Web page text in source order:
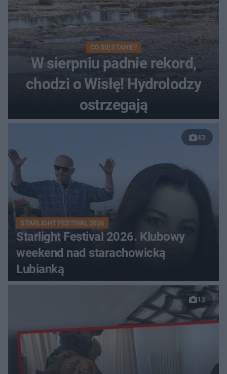
CO SIĘ STANIE?
W sierpniu padnie rekord,
chodzi o Wisłę! Hydrolodzy
ostrzegają
43
STARLIGHT FESTIVAL 2026
Starlight Festival 2026. Klubowy
weekend nad starachowicką
Lubianką
13